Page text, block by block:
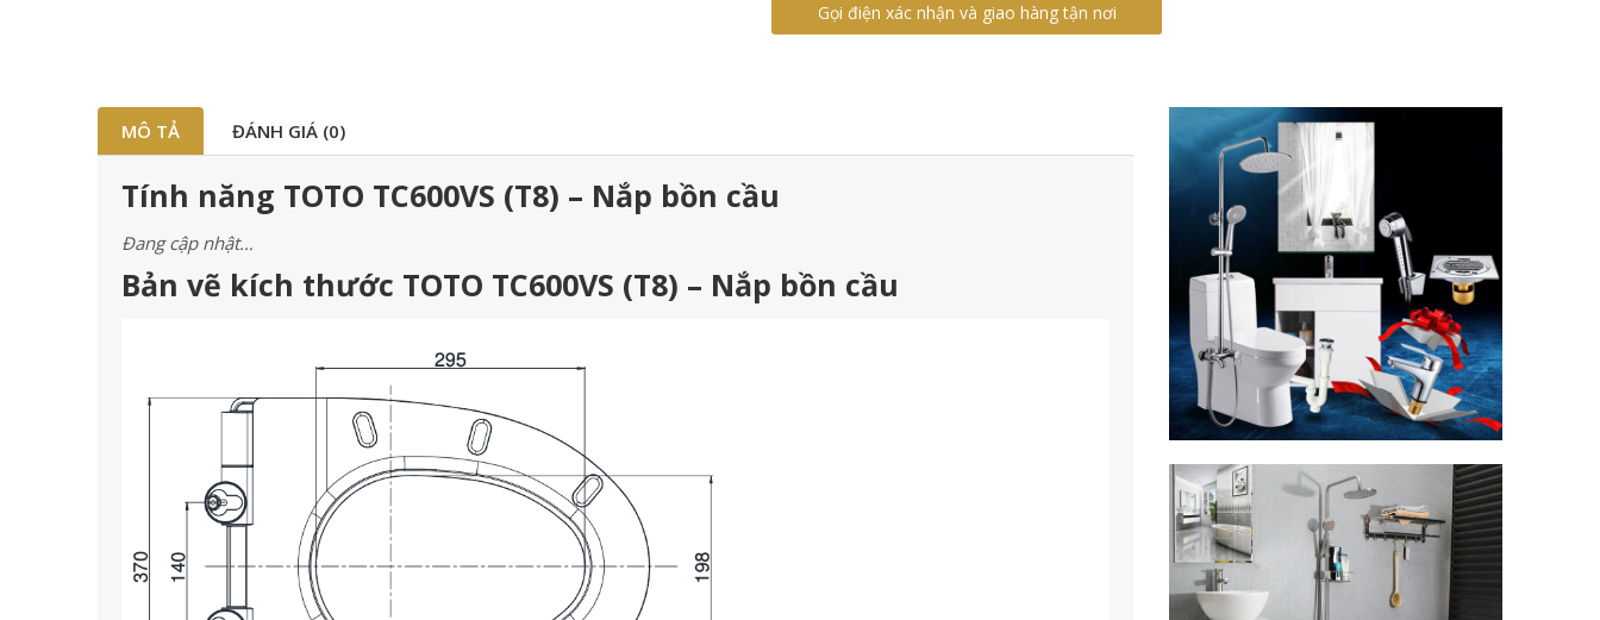
Gọi điện xác nhận và giao hàng tận nơi
MÔ TẢ ĐÁNH GIÁ (0)
Tính năng TOTO TC600VS (T8) – Nắp bồn cầu
Đang cập nhật…
Bản vẽ kích thước TOTO TC600VS (T8) – Nắp bồn cầu